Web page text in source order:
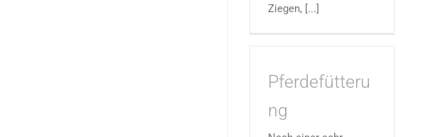
Ziegen, [...]
Pferdefütteru
ng